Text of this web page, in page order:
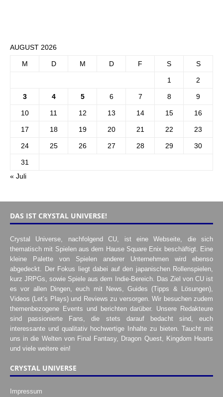
AUGUST 2026
M D M D F S S
1 2
3 4 5 6 7 8 9
10 11 12 13 14 15 16
17 18 19 20 21 22 23
24 25 26 27 28 29 30
31
« Juli
DAS IST CRYSTAL UNIVERSE!
Crystal Universe, nachfolgend CU, ist eine Webseite, die sich
thematisch mit Spielen aus dem Hause Square Enix beschäftigt. Eine
kleine Palette von Spielen anderer Unternehmen wird ebenso
abgedeckt. Der Fokus liegt dabei auf den japanischen Rollenspielen,
kurz JRPGs, sowie Spiele aus dem Indie-Bereich. Das Ziel von CU ist
es vor allen Dingen, euch mit News, Guides (Tipps & Lösungen),
Videos (Let’s Plays) und Reviews zu versorgen. Wir besuchen zudem
themenbezogene Events und berichten darüber. Unsere Redakteure
sind passionierte Fans, die stets darauf bedacht sind, euch
interessante und qualitativ hochwertige Inhalte zu bieten. Taucht mit
uns in die Welten von Final Fantasy, Dragon Quest, Kingdom Hearts
und viele weitere ein!
CRYSTAL UNIVERSE
Impressum